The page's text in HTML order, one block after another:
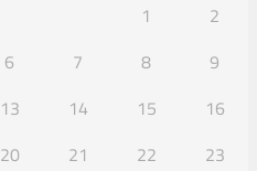
1
2
6 7 8
9
13 14 15
16
20 21 22
23